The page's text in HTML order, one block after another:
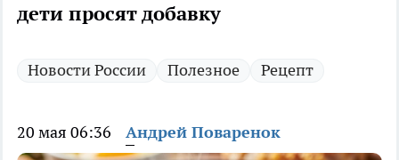
дети просят добавку
Новости России Полезное Рецепт
20 мая 06:36 Андрей Поваренок